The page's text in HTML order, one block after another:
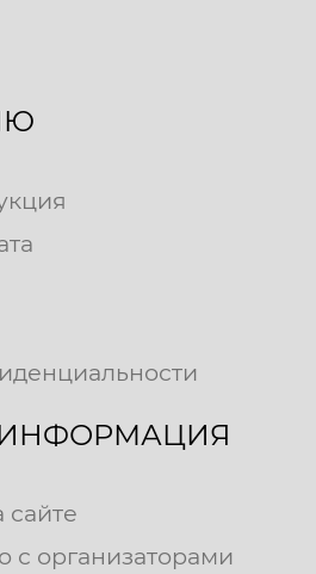
сайте
с организаторами